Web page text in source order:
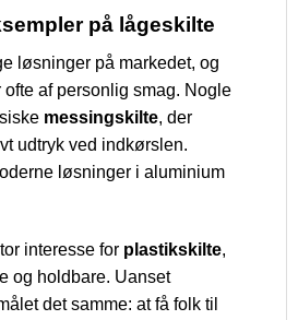
på lågeskilte
løsninger på markedet, og
af personlig smag. Nogle
messingskilte, der
udtryk ved indkørslen.
løsninger i aluminium
interesse for plastikskilte,
og holdbare. Uanset
det samme: at få folk til